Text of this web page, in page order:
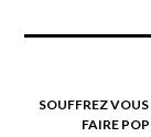
SOUFFREZ
FAIRE